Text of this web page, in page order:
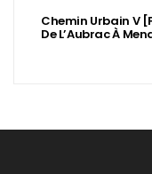
Chemin Urbain V
De L’Aubrac À